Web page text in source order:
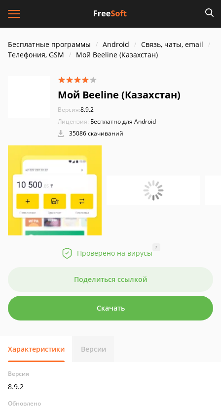
Бесплатные программы Android
Связь, чаты, email
Телефония, GSM
Мой Beeline (Казахстан)
Мой Beeline (Казахстан)
Версия:8.9.2
Лицензия: Бесплатно для Android
35086 скачиваний
Проверено на вирусы
?
Поделиться ссылкой
Скачать
Характеристики Версии
Версия
8.9.2
Обновлено